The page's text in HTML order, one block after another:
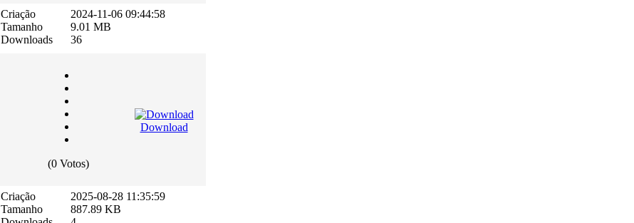
Criação
Tamanho
Downloads
2024-11-06 09:44:58
9.01 MB
36
(0 Votos)
Download
Criação
Tamanho
2025-08-28 11:35:59
887.89 KB